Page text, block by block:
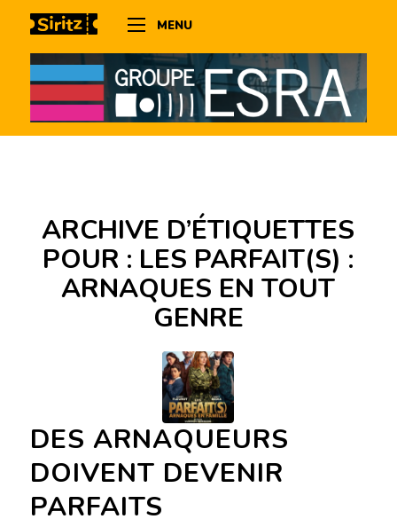
MENU
ARCHIVE D’ÉTIQUETTES
POUR : LES PARFAIT(S) :
ARNAQUES EN TOUT
GENRE
DES ARNAQUEURS
DOIVENT DEVENIR
PARFAITS